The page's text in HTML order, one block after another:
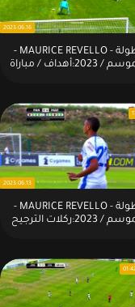
بطولة - MAURICE REVELLO -
الموسم / 2023:أهداف / مباراة
2023.06.16
بطولة - MAURICE REVELLO -
الموسم / 2023:ركلات الترجيح
2023.06.13